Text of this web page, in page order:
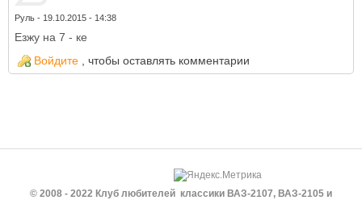
Руль- 19.10.2015 - 14:38
Езжу на 7 - ке
Войдите
, чтобы оставлять комментарии
© 2008 - 2022 Клуб любителей классики ВАЗ-2107, ВАЗ-2105 и